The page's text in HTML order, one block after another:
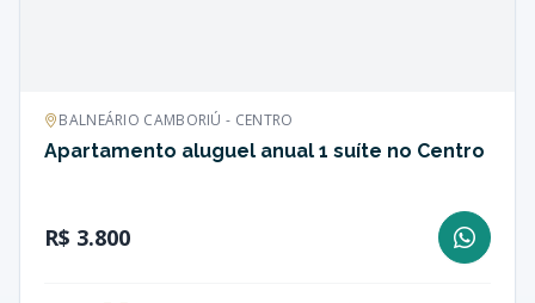
BALNEÁRIO CAMBORIÚ - CENTRO
Apartamento aluguel anual 1 suíte no Centro
R$ 3.800